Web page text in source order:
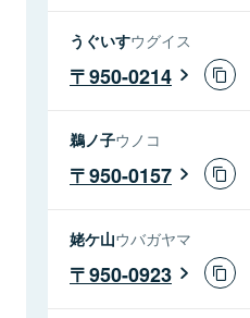
うぐいすウグイス
950-0214
鵜ノ子ウノコ
950-0157
姥ケ山ウバガヤマ
950-0923